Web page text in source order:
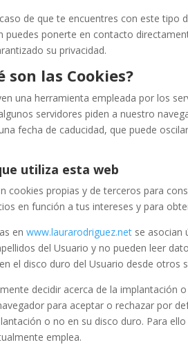
de que te encuentres con este
puedes ponerte en contacto
su privacidad.
son las Cookies?
una herramienta empleada por los
servidores piden a nuestro
fecha de caducidad, que puede
utiliza esta web
cookies propias y de terceros para
en función a tus intereses y para
enwww.laurarodriguez.net se asocian
del Usuario y no pueden leer
el disco duro del Usuario desde otros
decidir acerca de la
para aceptar o rechazar por
o no en su disco duro. Para
emplea.